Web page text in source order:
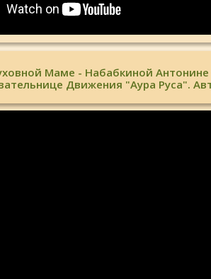
Маме - Набабкиной Антонине
Движения "Аура Руса".